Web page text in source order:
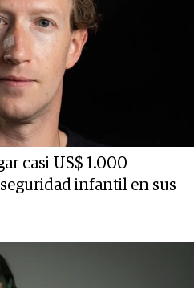
casi US$ 1.000
infantil en sus